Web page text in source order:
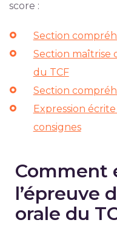
score :
Section
Section maîtrise
du TCF
Section
Expression
consignes
Comment
l’épreuve
orale du